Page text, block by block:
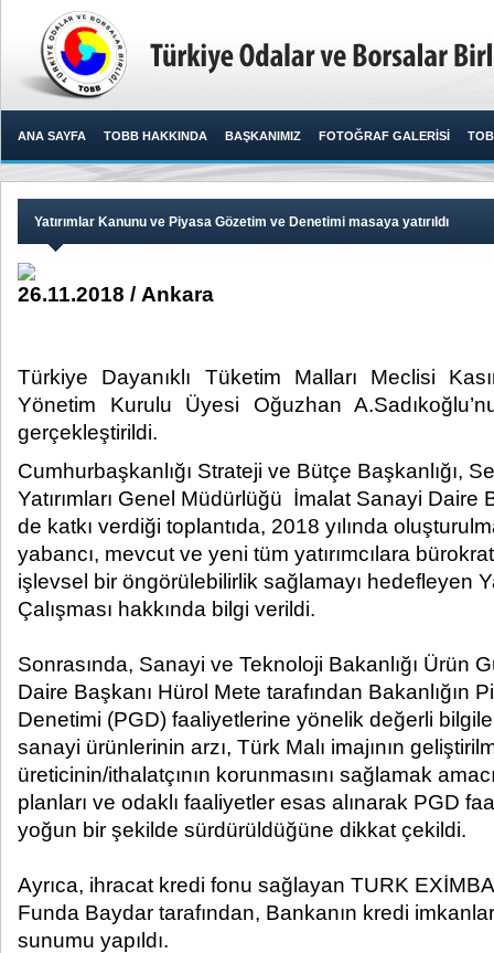
ANA SAYFA TOBB HAKKINDA BAŞKANIMIZ FOTOĞRAF GALERİSİ
Yatırımlar Kanunu ve Piyasa Gözetim ve Denetimi masaya yatırıldı
26.11.2018 / Ankara
Türkiye Dayanıklı Tüketim Malları Meclisi
Yönetim Kurulu Üyesi Oğuzhan
gerçekleştirildi.​
Cumhurbaşkanlığı Strateji ve Bütçe Başkanlığı,
Yatırımları Genel Müdürlüğü İmalat Sanayi Daire
de katkı verdiği toplantıda, 2018 yılında
yabancı, mevcut ve yeni tüm yatırımcılara
işlevsel bir öngörülebilirlik sağlamayı hedefleyen
Çalışması hakkında bilgi verildi.
Sonrasında, Sanayi ve Teknoloji Bakanlığı Ürün
Daire Başkanı Hürol Mete tarafından Bakanlığın
Denetimi (PGD) faaliyetlerine yönelik değerli
sanayi ürünlerinin arzı, Türk Malı imajının
üreticinin/ithalatçının korunmasını sağlamak
planları ve odaklı faaliyetler esas alınarak PGD
yoğun bir şekilde sürdürüldüğüne dikkat çekildi.
Ayrıca, ihracat kredi fonu sağlayan TURK
Funda Baydar tarafından, Bankanın kredi
sunumu yapıldı.